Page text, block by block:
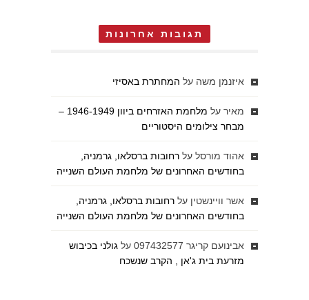
תגובות אחרונות
איזנמן משה על המחתרת באסיזי
מאיר על
מלחמת האזרחים ביוון 1946-1949 –
מבחר צילומים היסטוריים
אהוד מורסל על רחובות ברסלאו, גרמניה,
בחודשים האחרונים של מלחמת העולם השנייה
אשר וויינשטין על רחובות ברסלאו, גרמניה,
בחודשים האחרונים של מלחמת העולם השנייה
אבינועם קריגר 097432577 על גולני בכיבוש
מזרעת בית ג'אן , הקרב שנשכח